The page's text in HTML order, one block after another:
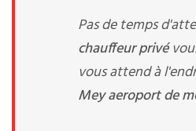
Pas de temps
chauffeur privé
vous attend à
Mey aeroport de